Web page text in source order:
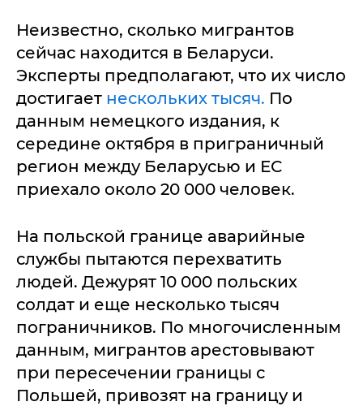
Неизвестно, сколько мигрантов
сейчас находится в Беларуси.
Эксперты предполагают, что их число
достигает нескольких тысяч. По
данным немецкого издания, к
середине октября в приграничный
регион между Беларусью и ЕС
приехало около 20 000 человек.
На польской границе аварийные
службы пытаются перехватить
людей. Дежурят 10 000 польских
солдат и еще несколько тысяч
пограничников. По многочисленным
данным, мигрантов арестовывают
при пересечении границы с
Польшей, привозят на границу и